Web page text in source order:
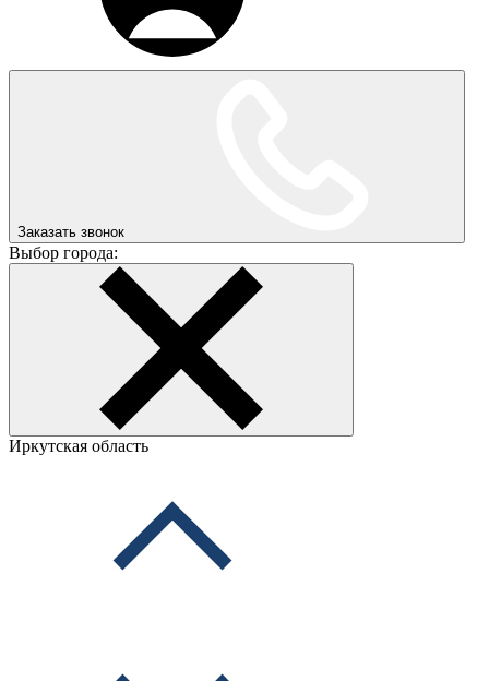
Заказать звонок
Выбор города:
Иркутская область